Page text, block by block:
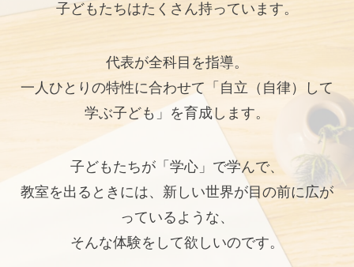
子どもたちはたくさん持っています。
代表が全科目を指導。
一人ひとりの特性に合わせて「自立（自律）して
学ぶ子ども」を育成します。
子どもたちが「学心」で学んで、
教室を出るときには、新しい世界が目の前に広が
っているような、
そんな体験をして欲しいのです。